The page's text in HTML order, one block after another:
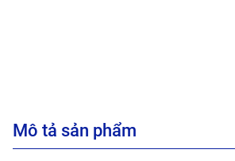
Mô tả sản phẩm